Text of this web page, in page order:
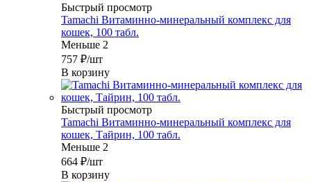
Быстрый просмотр
Tamachi Витаминно-минеральный комплекс для
кошек, 100 табл.
Меньше 2
757 ₽/шт
В корзину
Быстрый просмотр
Tamachi Витаминно-минеральный комплекс для
кошек, Тайрин, 100 табл.
Меньше 2
664 ₽/шт
В корзину